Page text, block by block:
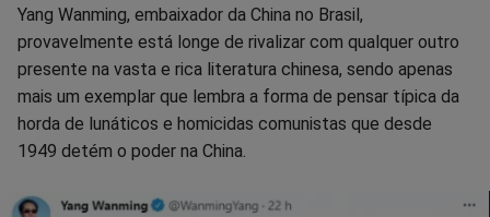
no
Facebook
no
Whatsapp
no
Twitter
no
Messenger
no
TelegramGettr
Yang Wanming, embaixador da China no Brasil,
provavelmente está longe de rivalizar com qualquer outro
presente na vasta e rica literatura chinesa, sendo apenas
mais um exemplar que lembra a forma de pensar típica da
horda de lunáticos e homicidas comunistas que desde
1949 detém o poder na China.